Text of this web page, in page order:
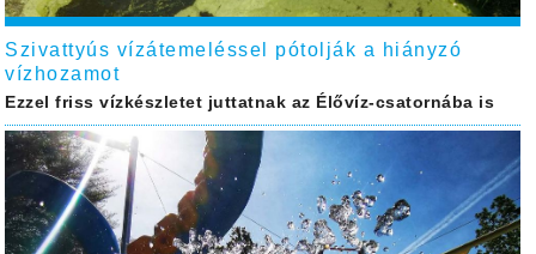
Szivattyús vízátemeléssel pótolják a hiányzó
vízhozamot
Ezzel friss vízkészletet juttatnak az Élővíz-csatornába is